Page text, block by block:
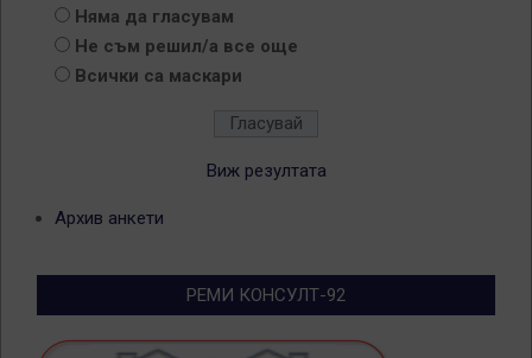
Няма да гласувам
Не съм решил/а все още
Всички са маскари
Виж резултата
Архив анкети
РЕМИ КОНСУЛТ-92